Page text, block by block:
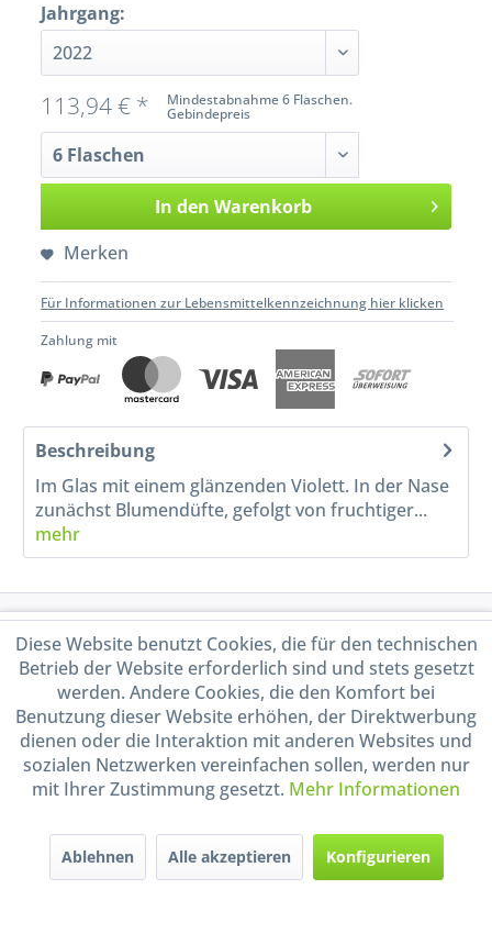
Jahrgang:
Mindestabnahme 6 Flaschen.
Gebindepreis
113,94 € *
In den Warenkorb
Merken
Für Informationen zur Lebensmittelkennzeichnung hier klicken
Zahlung mit
Beschreibung
Im Glas mit einem glänzenden Violett. In der Nase
zunächst Blumendüfte, gefolgt von fruchtiger...
mehr
Service Hotline
Shop Service
Informationen
Handel mit BIO-Weinen
durch DE-ÖKO-009
Diese Website benutzt Cookies, die für den technischen
Betrieb der Website erforderlich sind und stets gesetzt
werden. Andere Cookies, die den Komfort bei
Benutzung dieser Website erhöhen, der Direktwerbung
dienen oder die Interaktion mit anderen Websites und
sozialen Netzwerken vereinfachen sollen, werden nur
mit Ihrer Zustimmung gesetzt. Mehr Informationen
Ablehnen Alle akzeptieren Konfigurieren